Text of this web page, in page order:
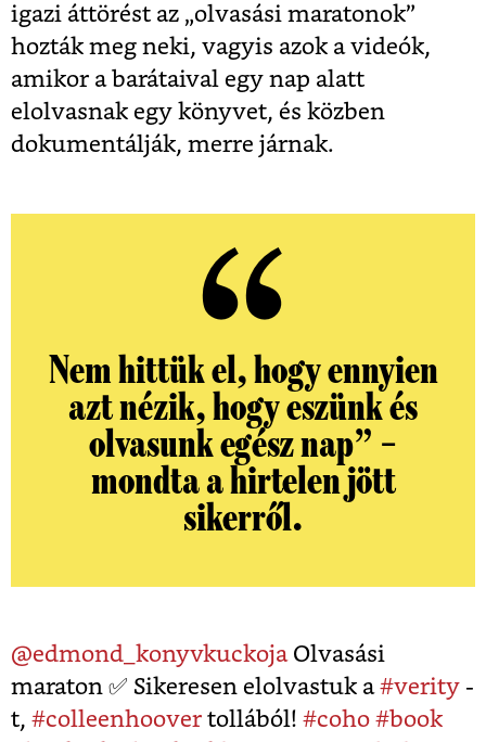
igazi áttörést az „olvasási maratonok”
hozták meg neki, vagyis azok a videók,
amikor a barátaival egy nap alatt
elolvasnak egy könyvet, és közben
dokumentálják, merre járnak.
Nem hittük el, hogy ennyien
azt nézik, hogy eszünk és
olvasunk egész nap” –
mondta a hirtelen jött
sikerről.
@edmond_konyvkuckojaOlvasási
maraton ✅ Sikeresen elolvastuk a#verity -
t, #colleenhoover tollából! #coho #book